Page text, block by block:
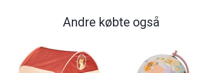
Andre købte også